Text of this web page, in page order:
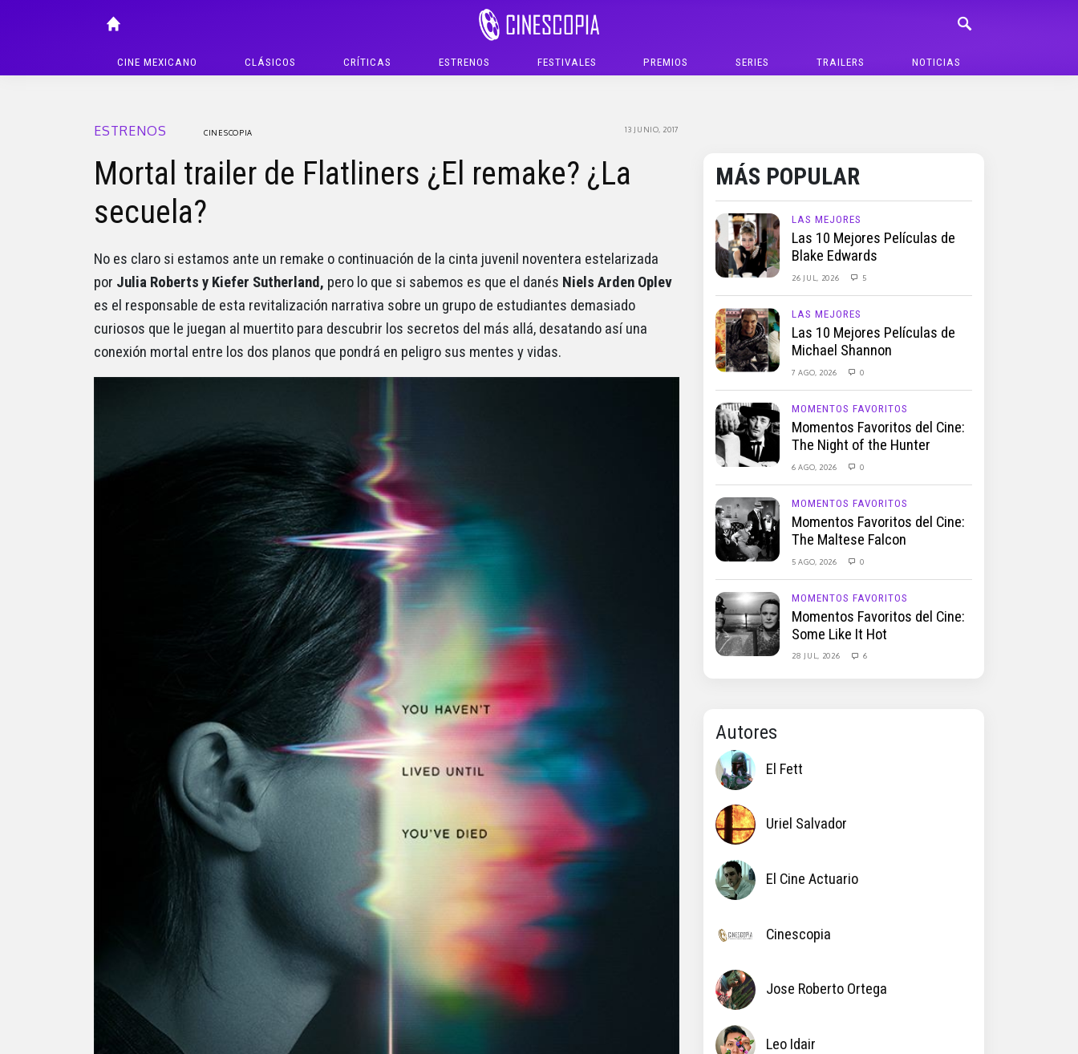
CINE MEXICANO CLÁSICOS CRÍTICAS ESTRENOS FESTIVALES PREMIOS SERIES TRAILERS NOTICIAS
ESTRENOS 13 JUNIO, 2017
CINESCOPIA
Mortal trailer de Flatliners ¿El remake? ¿La
secuela?
No es claro si estamos ante un remake o continuación de la cinta juvenil noventera estelarizada
por Julia Roberts y Kiefer Sutherland, pero lo que si sabemos es que el danés Niels Arden Oplev
es el responsable de esta revitalización narrativa sobre un grupo de estudiantes demasiado
curiosos que le juegan al muertito para descubrir los secretos del más allá, desatando así una
conexión mortal entre los dos planos que pondrá en peligro sus mentes y vidas.
MÁS POPULAR
LAS MEJORES
Las 10 Mejores Películas de
Blake Edwards
26 JUL, 2026 5
LAS MEJORES
Las 10 Mejores Películas de
Michael Shannon
7 AGO, 2026 0
MOMENTOS FAVORITOS
Momentos Favoritos del Cine:
The Night of the Hunter
6 AGO, 2026 0
MOMENTOS FAVORITOS
Momentos Favoritos del Cine:
The Maltese Falcon
5 AGO, 2026 0
MOMENTOS FAVORITOS
Momentos Favoritos del Cine:
Some Like It Hot
28 JUL, 2026 6
Autores
El Fett
Uriel Salvador
El Cine Actuario
Cinescopia
Jose Roberto Ortega
Leo Idair